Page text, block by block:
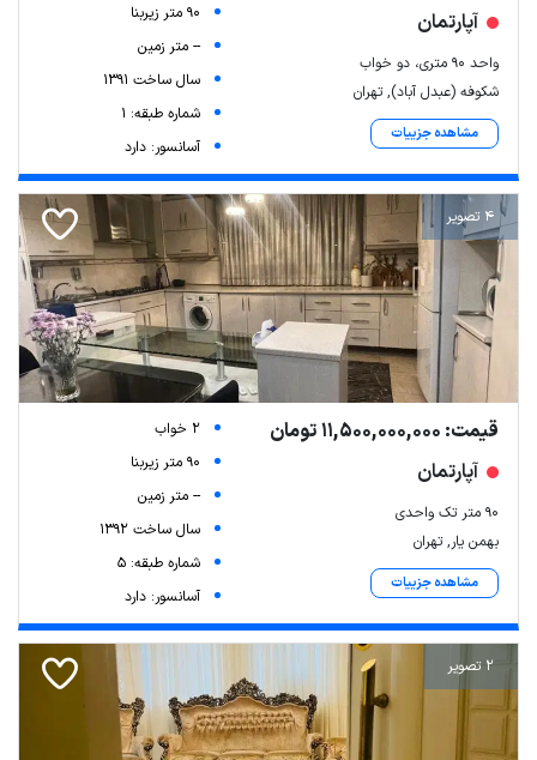
آپارتمان
واحد 90 متری، دو خواب
شکوفه (عبدل آباد), تهران
مشاهده جزییات
90 متر زیربنا
-- متر زمین
سال ساخت 1391
شماره طبقه: 1
آسانسور: دارد
4 تصویر
قیمت: 11,500,000,000 تومان
آپارتمان
90 متر تک واحدی
بهمن یار, تهران
مشاهده جزییات
2 خواب
90 متر زیربنا
-- متر زمین
سال ساخت 1392
شماره طبقه: 5
آسانسور: دارد
2 تصویر